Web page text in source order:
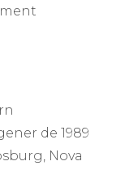
de 1989
Nova